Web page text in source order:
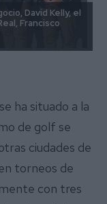
David Kelly, el
Francisco
ha situado a la
de golf se
ciudades de
torneos de
con tres